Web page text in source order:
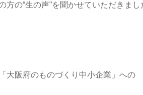
方の“生の声”を聞かせていただきまし
大阪府のものづくり中小企業」への